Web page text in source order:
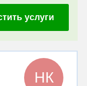
услуги
НК